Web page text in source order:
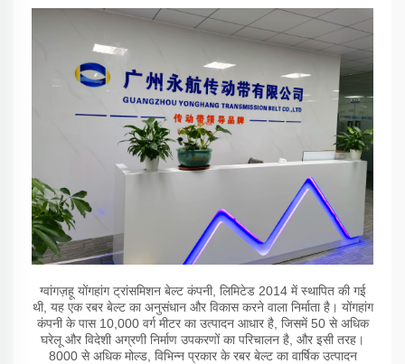
ग्वांगज़हू योंगहांग ट्रांसमिशन बेल्ट कंपनी, लिमिटेड 2014 में स्थापित की गई
थी, यह एक रबर बेल्ट का अनुसंधान और विकास करने वाला निर्माता है। योंगहांग
कंपनी के पास 10,000 वर्ग मीटर का उत्पादन आधार है, जिसमें 50 से अधिक
घरेलू और विदेशी अग्रणी निर्माण उपकरणों का परिचालन है, और इसी तरह।
8000 से अधिक मोल्ड, विभिन्न प्रकार के रबर बेल्ट का वार्षिक उत्पादन